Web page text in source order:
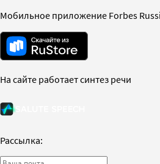
Мобильное приложение Forbes
На сайте работает синтез речи
Рассылка: